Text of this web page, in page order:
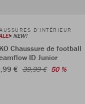
D'INTÉRIEUR
NEW!
Chaussure de football
ID Junior
€ 39,99 € 50 %